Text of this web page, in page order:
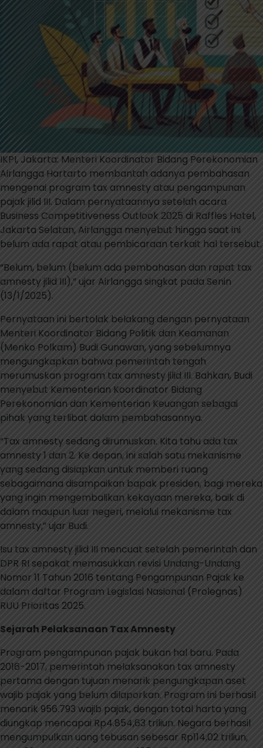
IKPI, Jakarta: Menteri Koordinator Bidang Perekonomian
Airlangga Hartarto membantah adanya pembahasan
mengenai program tax amnesty atau pengampunan
pajak jilid III. Dalam pernyataannya setelah acara
Business Competitiveness Outlook 2025 di Raffles Hotel,
Jakarta Selatan, Airlangga menyebut hingga saat ini
belum ada rapat atau pembicaraan terkait hal tersebut.
“Belum, belum (belum ada pembahasan dan rapat tax
amnesty jilid III),” ujar Airlangga singkat pada Senin
(13/1/2025).
Pernyataan ini bertolak belakang dengan pernyataan
Menteri Koordinator Bidang Politik dan Keamanan
(Menko Polkam) Budi Gunawan, yang sebelumnya
mengungkapkan bahwa pemerintah tengah
merumuskan program tax amnesty jilid III. Bahkan, Budi
menyebut Kementerian Koordinator Bidang
Perekonomian dan Kementerian Keuangan sebagai
pihak yang terlibat dalam pembahasannya.
“Tax amnesty sedang dirumuskan. Kita tahu ada tax
amnesty 1 dan 2. Ke depan, ini salah satu mekanisme
yang sedang disiapkan untuk memberi ruang
sebagaimana disampaikan bapak presiden, bagi mereka
yang ingin mengembalikan kekayaan mereka, baik di
dalam maupun luar negeri, melalui mekanisme tax
amnesty,” ujar Budi.
Isu tax amnesty jilid III mencuat setelah pemerintah dan
DPR RI sepakat memasukkan revisi Undang-Undang
Nomor 11 Tahun 2016 tentang Pengampunan Pajak ke
dalam daftar Program Legislasi Nasional (Prolegnas)
RUU Prioritas 2025.
Sejarah Pelaksanaan Tax Amnesty
Program pengampunan pajak bukan hal baru. Pada
2016-2017, pemerintah melaksanakan tax amnesty
pertama dengan tujuan menarik pengungkapan aset
wajib pajak yang belum dilaporkan. Program ini berhasil
menarik 956.793 wajib pajak, dengan total harta yang
diungkap mencapai Rp4.854,63 triliun. Negara berhasil
mengumpulkan uang tebusan sebesar Rp114,02 triliun,